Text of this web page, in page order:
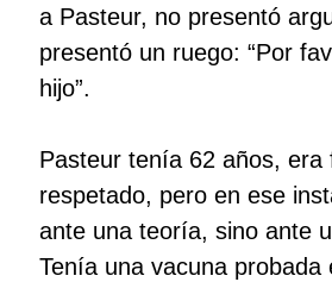
a Pasteur, no presentó
presentó un ruego: “Por
hijo”.
Pasteur tenía 62 años, era
respetado, pero en ese
ante una teoría, sino ante
Tenía una vacuna probada